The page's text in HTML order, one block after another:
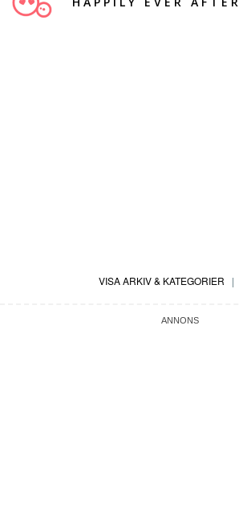
VISA ARKIV & KATEGORIER |